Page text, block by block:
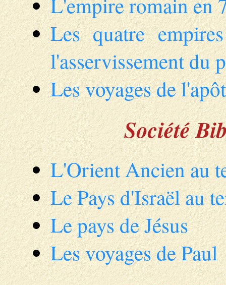
Les quatre
l'asservissement du
Les voyages de
Société
L'Orient Ancien au
Le Pays d'Israël au
Le pays de Jésus
Les voyages de Paul